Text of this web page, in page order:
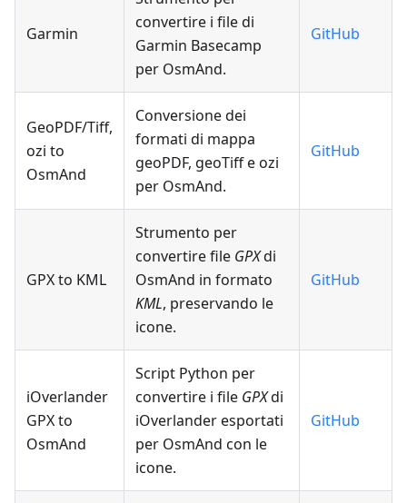
Garmin
convertire i file di
Garmin Basecamp
per OsmAnd.
GitHub
GeoPDF/Tiff,
ozi to
OsmAnd
Conversione dei
formati di mappa
geoPDF, geoTiff e ozi
per OsmAnd.
GitHub
GPX to KML
Strumento per
convertire file GPXdi
OsmAnd in formato
KML, preservando le
icone.
GitHub
iOverlander
GPX to
OsmAnd
Script Python per
convertire i file GPXdi
iOverlander esportati
per OsmAnd con le
icone.
GitHub